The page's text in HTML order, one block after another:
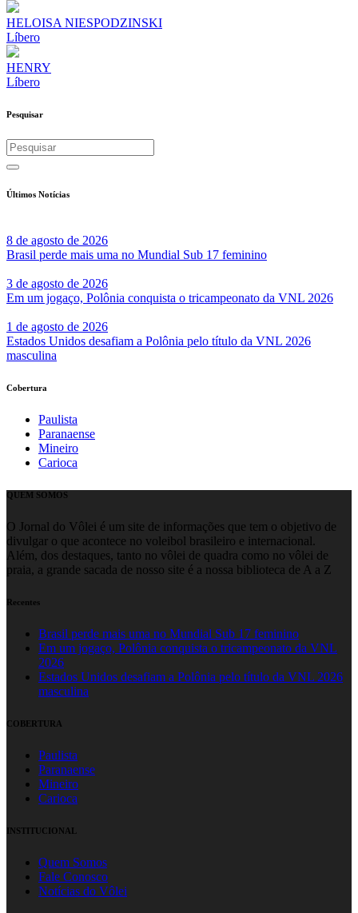
HELOISA NIESPODZINSKI
Líbero
HENRY
Líbero
Pesquisar
Últimos Notícias
8 de agosto de 2026
Brasil perde mais uma no Mundial Sub 17 feminino
3 de agosto de 2026
Em um jogaço, Polônia conquista o tricampeonato da VNL 2026
1 de agosto de 2026
Estados Unidos desafiam a Polônia pelo título da VNL 2026
masculina
Cobertura
Paulista
Paranaense
Mineiro
Carioca
QUEM SOMOS
O Jornal do Vôlei é um site de informações que tem o objetivo de
divulgar o que acontece no voleibol brasileiro e internacional.
Além, dos destaques, tanto no vôlei de quadra como no vôlei de
praia, a grande sacada de nosso site é a nossa biblioteca de A a Z
Recentes
Brasil perde mais uma no Mundial Sub 17 feminino
Em um jogaço, Polônia conquista o tricampeonato da VNL
2026
Estados Unidos desafiam a Polônia pelo título da VNL 2026
masculina
COBERTURA
Paulista
Paranaense
Mineiro
Carioca
INSTITUCIONAL
Quem Somos
Fale Conosco
Notícias do Vôlei